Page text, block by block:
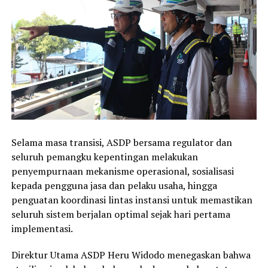
Selama masa transisi, ASDP bersama regulator dan
seluruh pemangku kepentingan melakukan
penyempurnaan mekanisme operasional, sosialisasi
kepada pengguna jasa dan pelaku usaha, hingga
penguatan koordinasi lintas instansi untuk memastikan
seluruh sistem berjalan optimal sejak hari pertama
implementasi.
Direktur Utama ASDP Heru Widodo menegaskan bahwa